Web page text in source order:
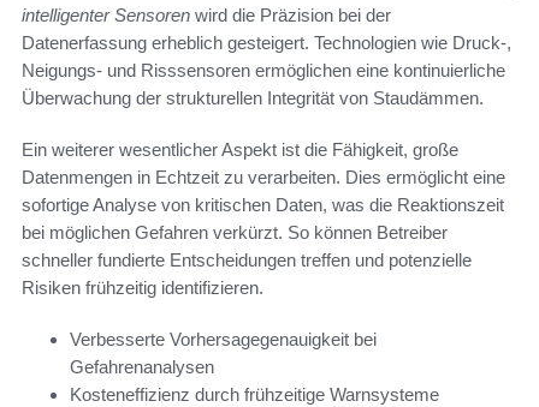
intelligenter Sensoren wird die Präzision bei der
Datenerfassung erheblich gesteigert. Technologien wie Druck-,
Neigungs- und Risssensoren ermöglichen eine kontinuierliche
Überwachung der strukturellen Integrität von Staudämmen.
Ein weiterer wesentlicher Aspekt ist die Fähigkeit, große
Datenmengen in Echtzeit zu verarbeiten. Dies ermöglicht eine
sofortige Analyse von kritischen Daten, was die Reaktionszeit
bei möglichen Gefahren verkürzt. So können Betreiber
schneller fundierte Entscheidungen treffen und potenzielle
Risiken frühzeitig identifizieren.
Verbesserte Vorhersagegenauigkeit bei
Gefahrenanalysen
Kosteneffizienz durch frühzeitige Warnsysteme